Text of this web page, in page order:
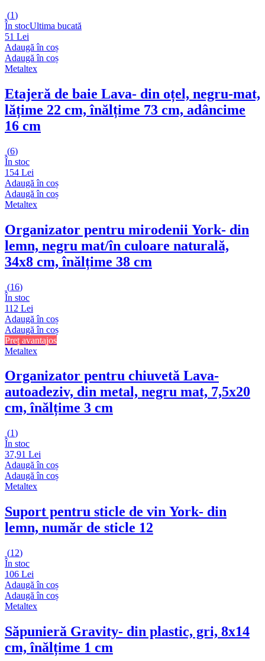
(1)
În stocUltima bucată
51 Lei
Adaugă în coș
Adaugă în coș
Metaltex
Etajeră de baie Lava- din oțel, negru-mat,
lățime 22 cm, înălțime 73 cm, adâncime
16 cm
(6)
În stoc
154 Lei
Adaugă în coș
Adaugă în coș
Metaltex
Organizator pentru mirodenii York- din
lemn, negru mat/în culoare naturală,
34x8 cm, înălțime 38 cm
(16)
În stoc
112 Lei
Adaugă în coș
Adaugă în coș
Preț avantajos
Metaltex
Organizator pentru chiuvetă Lava-
autoadeziv, din metal, negru mat, 7,5x20
cm, înălțime 3 cm
(1)
În stoc
37,91 Lei
Adaugă în coș
Adaugă în coș
Metaltex
Suport pentru sticle de vin York- din
lemn, număr de sticle 12
(12)
În stoc
106 Lei
Adaugă în coș
Adaugă în coș
Metaltex
Săpunieră Gravity- din plastic, gri, 8x14
cm, înălțime 1 cm